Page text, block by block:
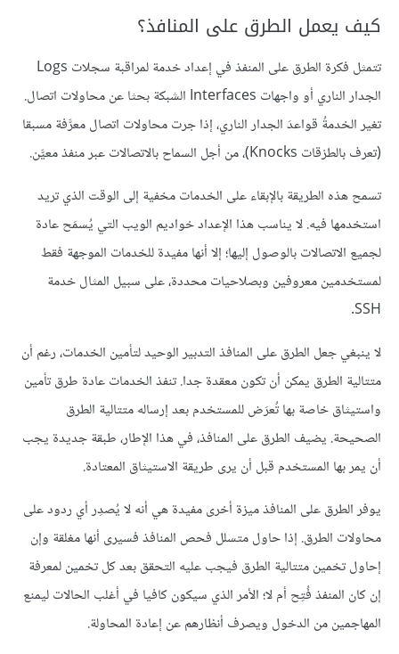
كيف يعمل الطرق على المنافذ؟
تتمثل فكرة الطرق على المنفذ في إعداد خدمة لمراقبة سجلات Logs
الجدار الناري أو واجهات Interfaces الشبكة بحثا عن محاولات اتصال.
تغير الخدمةُ قواعدَ الجدار الناري، إذا جرت محاولات اتصال معرَّفة مسبقا
(تعرف بالطرْقات Knocks)، من أجل السماح بالاتصالات عبر منفذ معيَّن.
تسمح هذه الطريقة بالإبقاء على الخدمات مخفية إلى الوقت الذي تريد
استخدمها فيه. لا يناسب هذا الإعداد خواديم الويب التي يُسمَح عادة
لجميع الاتصالات بالوصول إليها؛ إلا أنها مفيدة للخدمات الموجهة فقط
لمستخدمين معروفين وبصلاحيات محددة، على سبيل المثال خدمة
SSH.
لا ينبغي جعل الطرق على المنافذ التدبير الوحيد لتأمين الخدمات، رغم أن
متتالية الطرق يمكن أن تكون معقدة جدا. تنفذ الخدمات عادة طرق تأمين
واستيثاق خاصة بها تُعرَض للمستخدم بعد إرساله متتالية الطرق
الصحيحة. يضيف الطرق على المنافذ، في هذا الإطار، طبقة جديدة يجب
أن يمر بها المستخدم قبل أن يرى طريقة الاستيثاق المعتادة.
يوفر الطرق على المنافذ ميزة أخرى مفيدة هي أنه لا يُصدِر أي ردود على
محاولات الطرق. إذا حاول متسلل فحص المنافذ فسيرى أنها مغلقة وإن
إحاول تخمين متتالية الطرق فيجب عليه التحقق بعد كل تخمين لمعرفة
إن كان المنفذ فُتِح أم لا؛ الأمر الذي سيكون كافيا في أغلب الحالات ليمنع
المهاجمين من الدخول ويصرف أنظارهم عن إعادة المحاولة.